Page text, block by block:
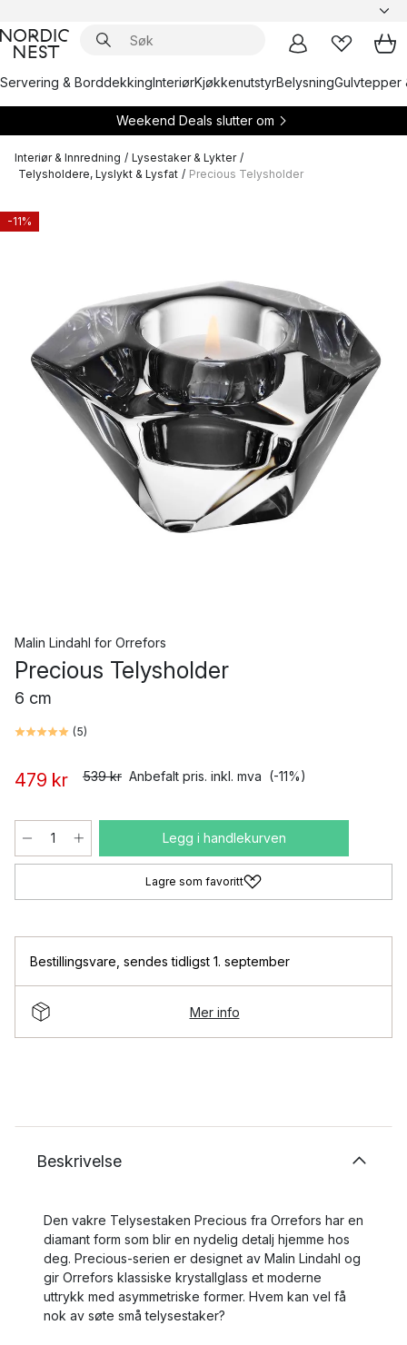
Servering & BorddekkingInteriørKjøkkenutstyrBelysningGulvtepper
Weekend Deals slutter om
Interiør & Innredning / Lysestaker & Lykter /
Telysholdere, Lyslykt & Lysfat / Precious Telysholder
-11%
Malin Lindahl for Orrefors
Precious Telysholder
6 cm
(5)
479 kr 539 kr Anbefalt pris. inkl. mva (-11%)
Legg i handlekurven
Lagre som favoritt
Bestillingsvare sendes tidligst 1. september
Mer info
Beskrivelse
Den vakre Telysestaken Precious fra Orrefors har en
diamant form som blir en nydelig detalj hjemme hos
deg. Precious-serien er designet av Malin Lindahl og
gir Orrefors klassiske krystallglass et moderne
uttrykk med asymmetriske former. Hvem kan vel få
nok av søte små telysestaker?